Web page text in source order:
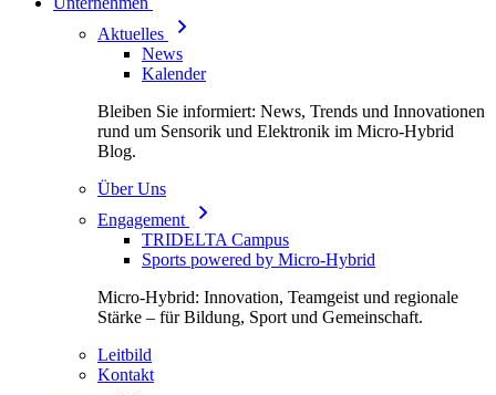
Aktuelles
News
Kalender
Bleiben Sie informiert: News, Trends und Innovationen
rund um Sensorik und Elektronik im Micro-Hybrid
Blog.
Über Uns
Engagement
TRIDELTA Campus
Sports powered by Micro-Hybrid
Micro-Hybrid: Innovation, Teamgeist und regionale
Stärke – für Bildung, Sport und Gemeinschaft.
Leitbild
Kontakt